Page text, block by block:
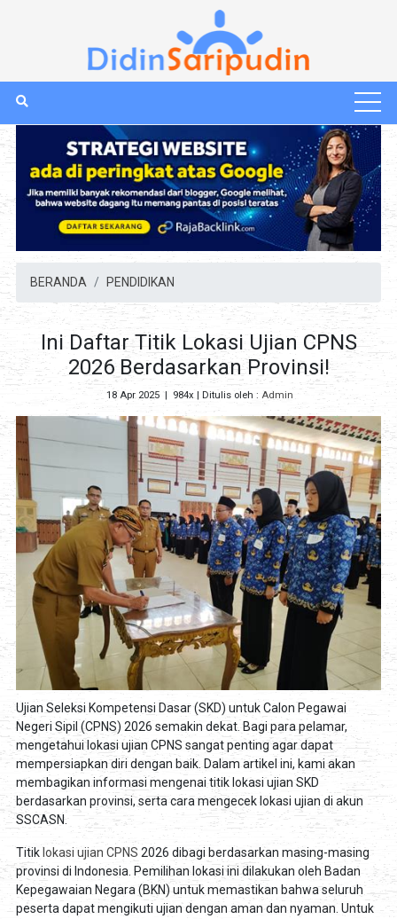
BERANDA PENDIDIKAN
Ini Daftar Titik Lokasi Ujian CPNS
2026 Berdasarkan Provinsi!
18 Apr 2025| 984x | Ditulis oleh : Admin
Ujian Seleksi Kompetensi Dasar (SKD) untuk Calon Pegawai
Negeri Sipil (CPNS) 2026 semakin dekat. Bagi para pelamar,
mengetahui lokasi ujian CPNS sangat penting agar dapat
mempersiapkan diri dengan baik. Dalam artikel ini, kami akan
membagikan informasi mengenai titik lokasi ujian SKD
berdasarkan provinsi, serta cara mengecek lokasi ujian di akun
SSCASN.
Titik lokasi ujian CPNS 2026 dibagi berdasarkan masing-masing
provinsi di Indonesia. Pemilihan lokasi ini dilakukan oleh Badan
Kepegawaian Negara (BKN) untuk memastikan bahwa seluruh
peserta dapat mengikuti ujian dengan aman dan nyaman. Untuk